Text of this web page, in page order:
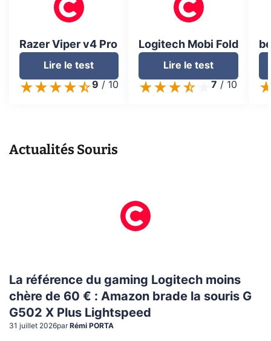
Razer Viper v4 Pro
Lire le test
9 / 10
Logitech Mobi Fold
Lire le test
7 / 10
Actualités Souris
La référence du gaming Logitech moins
chère de 60 € : Amazon brade la souris G
G502 X Plus Lightspeed
31 juillet 2026par Rémi PORTA